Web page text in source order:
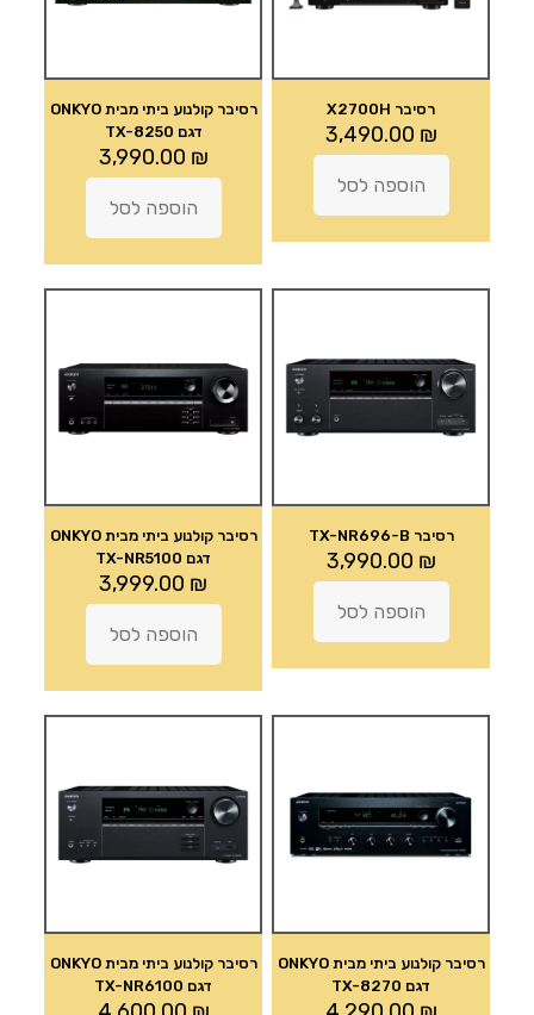
רסיבר X2700H
3,490.00 ₪
הוספה לסל
רסיבר קולנוע ביתי מבית ONKYO
דגם TX-8250
3,990.00 ₪
הוספה לסל
רסיבר TX-NR696-B
3,990.00 ₪
הוספה לסל
רסיבר קולנוע ביתי מבית ONKYO
דגם TX-NR5100
3,999.00 ₪
הוספה לסל
רסיבר קולנוע ביתי מבית ONKYO
דגם TX-8270
רסיבר קולנוע ביתי מבית ONKYO
דגם TX-NR6100